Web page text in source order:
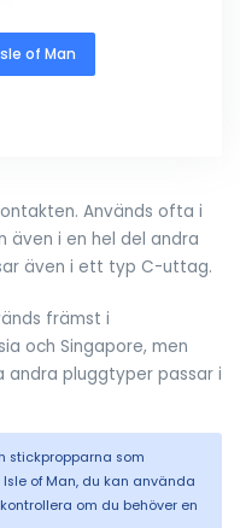
of Man
Används ofta i
även i en hel del andra
även i ett typ C-uttag.
främst i
och Singapore, men
andra pluggtyper passar i
stickpropparna som
of Man, du kan använda
om du behöver en